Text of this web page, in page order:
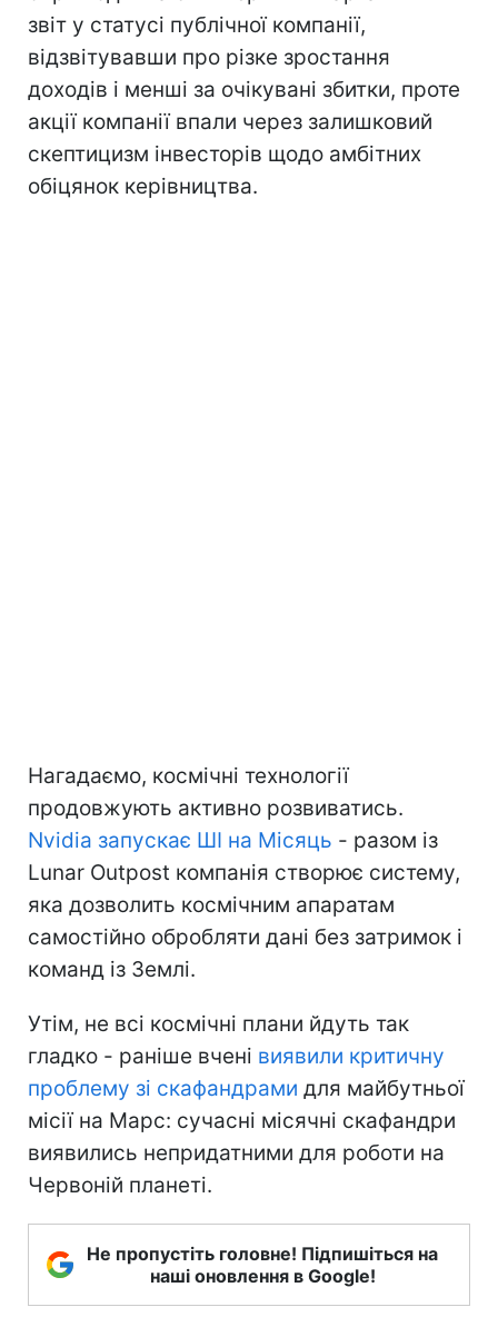
звіт у статусі публічної компанії,
відзвітувавши про різке зростання
доходів і менші за очікувані збитки, проте
акції компанії впали через залишковий
скептицизм інвесторів щодо амбітних
обіцянок керівництва.
Нагадаємо, космічні технології
продовжують активно розвиватись.
Nvidia запускає ШІ на Місяць - разом із
Lunar Outpost компанія створює систему,
яка дозволить космічним апаратам
самостійно обробляти дані без затримок і
команд із Землі.
Утім, не всі космічні плани йдуть так
гладко - раніше вчені виявили критичну
проблему зі скафандрами для майбутньої
місії на Марс: сучасні місячні скафандри
виявились непридатними для роботи на
Червоній планеті.
Не пропустіть головне! Підпишіться на
наші оновлення в Google!